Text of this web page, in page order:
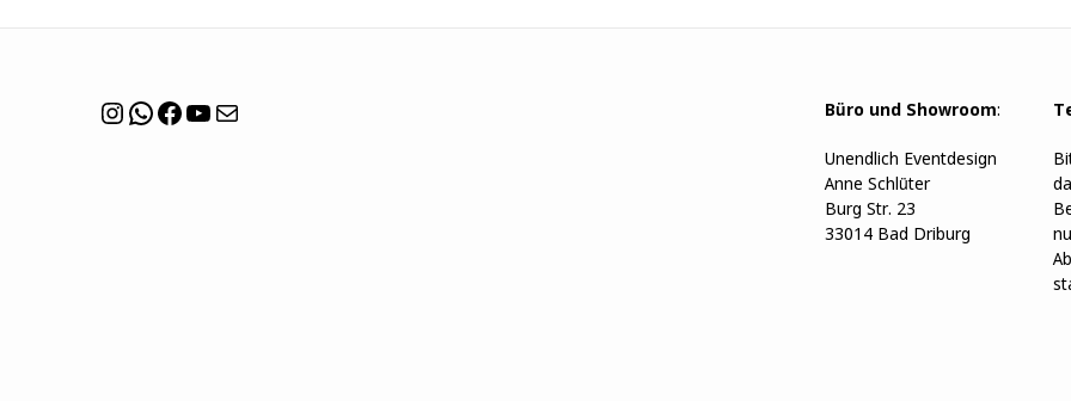
Instagram
WhatsApp
Facebook
YouTube
Mail Büro und Showroom:
Unendlich Eventdesign
Anne Schlüter
Burg Str. 23
33014 Bad Driburg